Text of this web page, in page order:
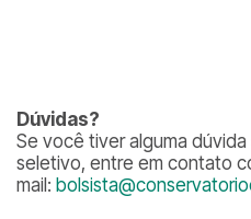
Dúvidas?
Se você tiver alguma
seletivo, entre em contato
mail: